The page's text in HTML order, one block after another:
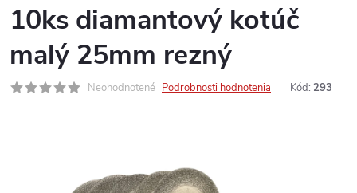
10ks diamantový kotúč
malý 25mm rezný
Neohodnotené Podrobnosti hodnotenia Kód: 293